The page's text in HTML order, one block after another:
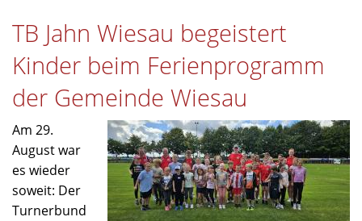
TB Jahn Wiesau begeistert
Kinder beim Ferienprogramm
der Gemeinde Wiesau
Am 29.
August war
es wieder
soweit: Der
Turnerbund